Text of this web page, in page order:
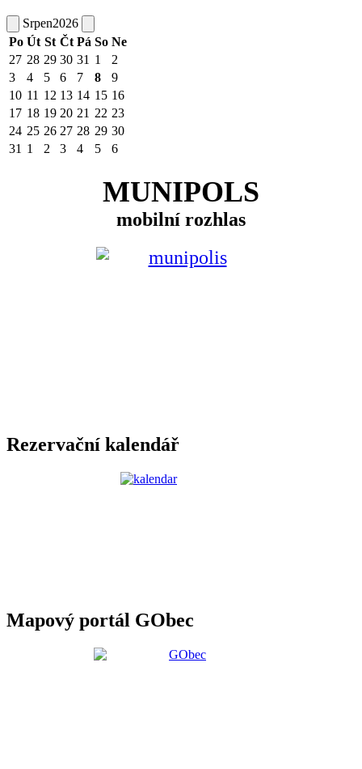
Srpen2026
Po Út St Čt Pá So Ne
27 28 29 30 31 1
2
3
4 5 6 7 8
9
10 11 12 13 14 15 16
17 18 19 20 21 22 23
24 25 26 27 28 29 30
31 1 2 3 4 5 6
MUNIPOLS
mobilní rozhlas
Rezervační kalendář
Mapový portál GObec